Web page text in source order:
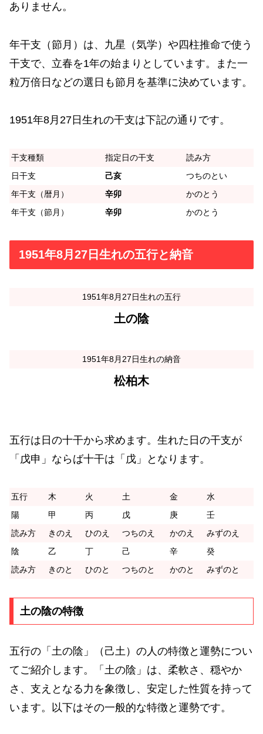
ありません。
年干支（節月）は、九星（気学）や四柱推命で使う
干支で、立春を1年の始まりとしています。また一
粒万倍日などの選日も節月を基準に決めています。
1951年8月27日生れの干支は下記の通りです。
干支種類 指定日の干支
読み方
日干支
己亥
つちのとい
年干支（暦月）
辛卯
かのとう
年干支（節月）
辛卯 かのとう
1951年8月27日生れの五行と納音
1951年8月27日生れの五行
土の陰
1951年8月27日生れの納音
松柏木
五行は日の十干から求めます。生れた日の干支が
「戊申」ならば十干は「戊」となります。
五行 木 火 土 金
水
陽
甲 丙 戊 庚
壬
読み方
きのえ ひのえ つちのえ かのえ
みずのえ
陰
乙 丁 己 辛
癸
読み方
きのと ひのと つちのと かのと みずのと
土の陰の特徴
五行の「土の陰」（己土）の人の特徴と運勢につい
てご紹介します。「土の陰」は、柔軟さ、穏やか
さ、支えとなる力を象徴し、安定した性質を持って
います。以下はその一般的な特徴と運勢です。